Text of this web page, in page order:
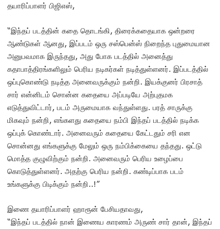
தயாரிப்பாளர் பிஜிஎஸ்,
“இந்தப் படத்தின் கதை தொடங்கி, திரைக்கதையாக ஒன்றரை
ஆண்டுகள் ஆனது, இப்படம் ஒரு சஸ்பென்ஸ் நிறைந்த புதுமையான
அனுபவமாக இருந்தது, அது போக படத்தில் அனைத்து
கதாபாத்திரங்களிலும் பெரிய நடிகர்கள் நடித்துள்ளனர். இப்படத்தில்
ஒப்புகொண்டு நடித்த அனைவருக்கும் நன்றி. இயக்குனர் பிரசாத்
சார் என்னிடம் சொன்ன கதையை அப்படியே அற்புதமக
எடுத்துவிட்டார், படம் அருமையாக வந்துள்ளது. பரத் சாருக்கு
மிகவும் நன்றி, எங்களது கதையை நம்பி இந்தப் படத்தில் நடிக்க
ஒப்புக் கொண்டார். அனைவரும் கதையை கேட்டதும் சரி என
சொன்னது எங்களுக்கு மேலும் ஒரு நம்பிக்கையை தந்தது. ஒட்டு
மொத்த குழுவிற்கும் நன்றி. அனைவரும் பெரிய உழைப்பை
கொடுத்துள்ளனர். அதற்கு பெரிய நன்றி. கண்டிப்பாக படம்
உங்களுக்கு பிடிக்கும் நன்றி..!”
இணை தயாரிப்பாளர் ஹாரூன் பேசியதாவது,
“இந்தப் படத்தில் நான் இணைய காரணம் அருண் சார் தான், இந்தப்